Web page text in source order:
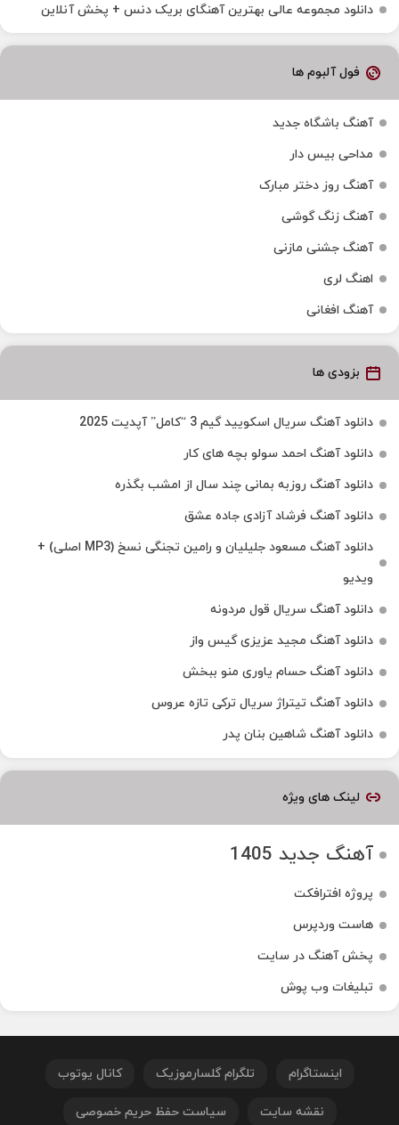
دانلود مجموعه عالی بهترین آهنگای بریک دنس + پخش آنلاین
فول آلبوم ها
آهنگ باشگاه جدید
مداحی بیس دار
آهنگ روز دختر مبارک
آهنگ زنگ گوشی
آهنگ جشنی مازنی
اهنگ لری
آهنگ افغانی
بزودی ها
دانلود آهنگ سریال اسکویید گیم 3 “کامل” آپدیت 2025
دانلود آهنگ احمد سولو بچه های کار
دانلود آهنگ روزبه بمانی چند سال از امشب بگذره
دانلود آهنگ فرشاد آزادی جاده عشق
دانلود آهنگ مسعود جلیلیان و رامین تجنگی نسخ (MP3 اصلی) +
ویدیو
دانلود آهنگ سریال قول مردونه
دانلود آهنگ مجید عزیزی گیس واز
دانلود آهنگ حسام یاوری منو ببخش
دانلود آهنگ تیتراژ سریال ترکی تازه عروس
دانلود آهنگ شاهین بنان پدر
لینک های ویژه
آهنگ جدید 1405
پروژه افترافکت
هاست وردپرس
پخش آهنگ در سایت
تبلیغات وب پوش
اینستاگرام تلگرام گلسارموزیک کانال یوتوب
نقشه سایت سیاست حفظ حریم خصوصی